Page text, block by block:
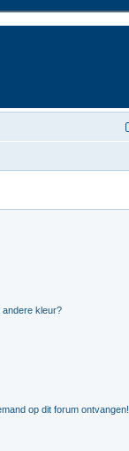
andere kleur?
op dit forum ontvangen!